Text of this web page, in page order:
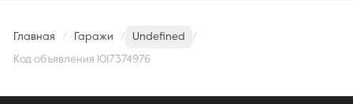
Главная Гаражи Undefined
Код объявления 1017374976